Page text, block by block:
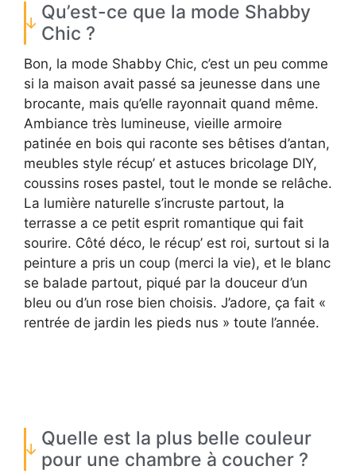
Qu’est-ce que la mode Shabby
Chic ?
Bon, la mode Shabby Chic, c’est un peu comme
si la maison avait passé sa jeunesse dans une
brocante, mais qu’elle rayonnait quand même.
Ambiance très lumineuse, vieille armoire
patinée en bois qui raconte ses bêtises d’antan,
meubles style récup’ et astuces bricolage DIY,
coussins roses pastel, tout le monde se relâche.
La lumière naturelle s’incruste partout, la
terrasse a ce petit esprit romantique qui fait
sourire. Côté déco, le récup’ est roi, surtout si la
peinture a pris un coup (merci la vie), et le blanc
se balade partout, piqué par la douceur d’un
bleu ou d’un rose bien choisis. J’adore, ça fait «
rentrée de jardin les pieds nus » toute l’année.
Quelle est la plus belle couleur
pour une chambre à coucher ?